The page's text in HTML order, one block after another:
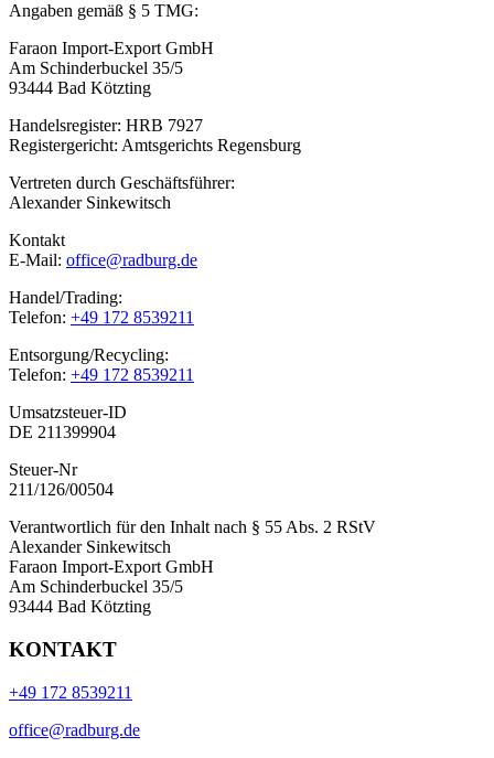
Angaben gemäß § 5 TMG:
Faraon Import-Export GmbH
Am Schinderbuckel 35/5
93444 Bad Kötzting
Handelsregister: HRB 7927
Registergericht: Amtsgerichts Regensburg
Vertreten durch Geschäftsführer:
Alexander Sinkewitsch
Kontakt
E-Mail: office@radburg.de
Handel/Trading:
Telefon: +49 172 8539211
Entsorgung/Recycling:
Telefon: +49 172 8539211
Umsatzsteuer-ID
DE 211399904
Steuer-Nr
211/126/00504
Verantwortlich für den Inhalt nach § 55 Abs. 2 RStV
Alexander Sinkewitsch
Faraon Import-Export GmbH
Am Schinderbuckel 35/5
93444 Bad Kötzting
KONTAKT
+49 172 8539211
office@radburg.de